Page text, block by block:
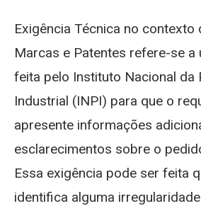
Exigência Técnica no contexto
Marcas e Patentes refere-se a
feita pelo Instituto Nacional da
Industrial (INPI) para que o
apresente informações
esclarecimentos sobre o
Essa exigência pode ser feita
identifica alguma